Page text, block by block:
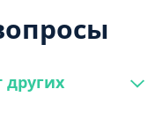
других